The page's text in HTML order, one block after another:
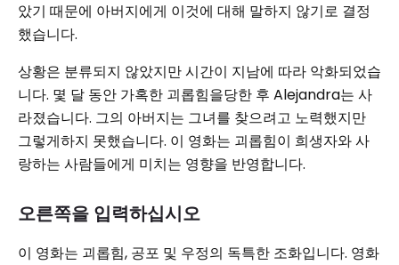
았기 때문에 아버지에게 이것에 대해 말하지 않기로 결정
했습니다.
상황은 분류되지 않았지만 시간이 지남에 따라 악화되었습
니다. 몇 달 동안 가혹한 괴롭힘을당한 후 Alejandra는 사
라졌습니다. 그의 아버지는 그녀를 찾으려고 노력했지만
그렇게하지 못했습니다. 이 영화는 괴롭힘이 희생자와 사
랑하는 사람들에게 미치는 영향을 반영합니다.
오른쪽을 입력하십시오
이 영화는 괴롭힘, 공포 및 우정의 독특한 조화입니다. 영화